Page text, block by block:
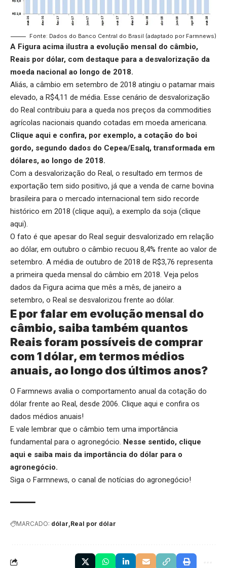
Fonte: Dados do Banco Central do Brasil (adaptado por Farmnews)
A Figura acima ilustra a evolução mensal do câmbio,
Reais por dólar, com destaque para a desvalorização da
moeda nacional ao longo de 2018.
Aliás, a câmbio em setembro de 2018 atingiu o patamar mais
elevado, a R$4,11 de média. Esse cenário de desvalorização
do Real contribuiu para a queda nos preços da commodities
agrícolas nacionais quando cotadas em moeda americana.
Clique aqui e confira, por exemplo, a cotação do boi
gordo, segundo dados do Cepea/Esalq, transformada em
dólares, ao longo de 2018.
Com a desvalorização do Real, o resultado em termos de
exportação tem sido positivo, já que a venda de carne bovina
brasileira para o mercado internacional tem sido recorde
histórico em 2018 (clique aqui), a exemplo da soja (clique
aqui).
O fato é que apesar do Real seguir desvalorizado em relação
ao dólar, em outubro o câmbio recuou 8,4% frente ao valor de
setembro. A média de outubro de 2018 de R$3,76 representa
a primeira queda mensal do câmbio em 2018. Veja pelos
dados da Figura acima que mês a mês, de janeiro a
setembro, o Real se desvalorizou frente ao dólar.
E por falar em evolução mensal do
câmbio, saiba também quantos
Reais foram possíveis de comprar
com 1 dólar, em termos médios
anuais, ao longo dos últimos anos?
O Farmnews avalia o comportamento anual da cotação do
dólar frente ao Real, desde 2006. Clique aqui e confira os
dados médios anuais!
E vale lembrar que o câmbio tem uma importância
fundamental para o agronegócio. Nesse sentido, clique
aqui e saiba mais da importância do dólar para o
agronegócio.
Siga o Farmnews, o canal de notícias do agronegócio!
MARCADO: dólar Real por dólar